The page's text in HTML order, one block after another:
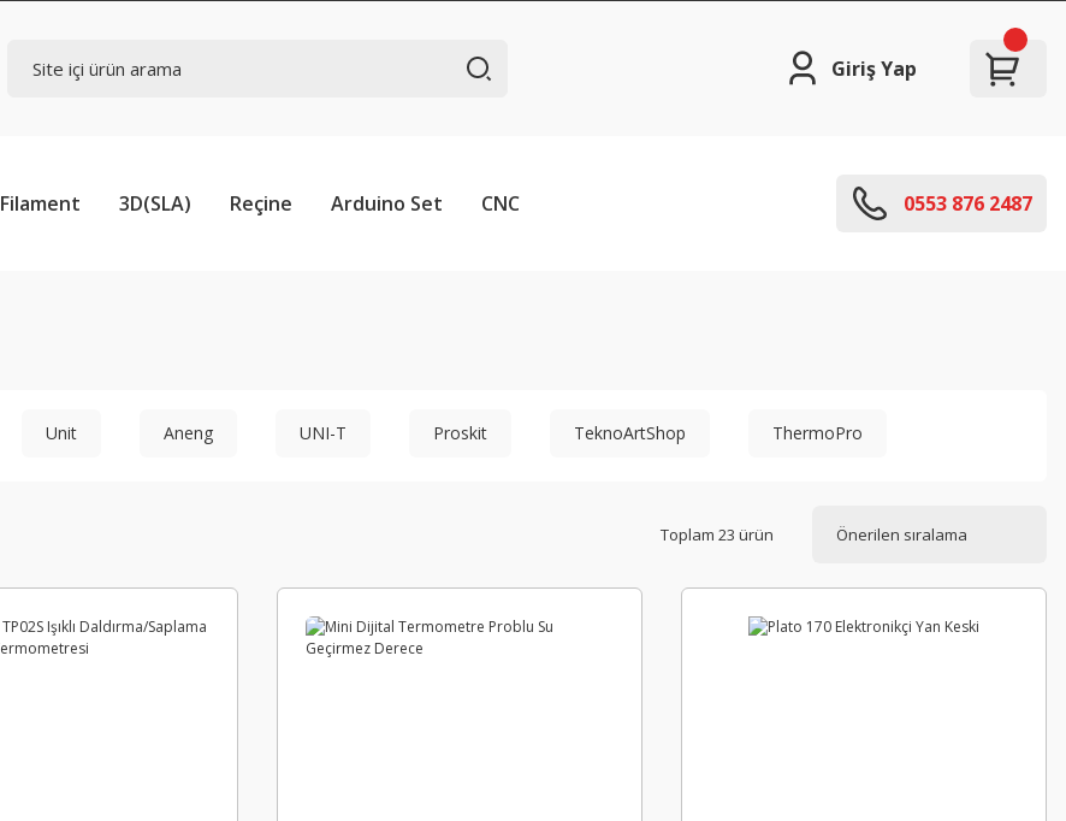
Giriş Yap
Filament 3D(SLA) Reçine Arduino Set CNC 0553 876 2487
Unit Aneng UNI-T Proskit TeknoArtShop ThermoPro
Toplam 23 ürün